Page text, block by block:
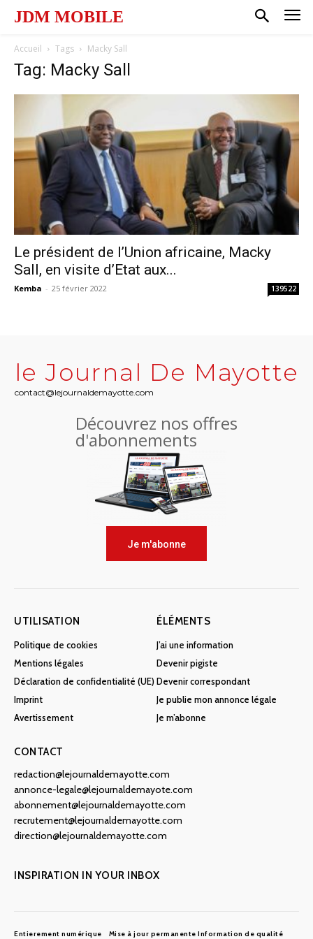
JDM MOBILE
Accueil Tags Macky Sall
Tag: Macky Sall
Le président de l’Union africaine, Macky
Sall, en visite d’Etat aux...
Kemba - 25 février 2022 139522
le Journal De Mayotte
contact@lejournaldemayotte.com
Découvrez nos offres
d'abonnements
Je m'abonne
UTILISATION
Politique de cookies
Mentions légales
Déclaration de confidentialité (UE)
Imprint
Avertissement
ÉLÉMENTS
J’ai une information
Devenir pigiste
Devenir correspondant
Je publie mon annonce légale
Je m’abonne
CONTACT
redaction@lejournaldemayotte.com
annonce-legale@lejournaldemayote.com
abonnement@lejournaldemayotte.com
recrutement@lejournaldemayotte.com
direction@lejournaldemayotte.com
INSPIRATION IN YOUR INBOX
Entierement numérique Mise à jour permanente Information de qualité